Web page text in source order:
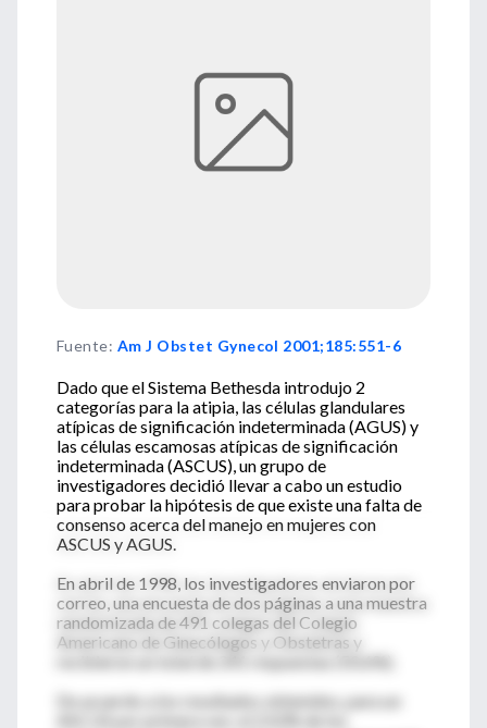
Fuente: Am J Obstet Gynecol 2001;185:551-6
Dado que el Sistema Bethesda introdujo 2
categorías para la atipia, las células glandulares
atípicas de significación indeterminada (AGUS) y
las células escamosas atípicas de significación
indeterminada (ASCUS), un grupo de
investigadores decidió llevar a cabo un estudio
para probar la hipótesis de que existe una falta de
consenso acerca del manejo en mujeres con
ASCUS y AGUS.
En abril de 1998, los investigadores enviaron por
correo, una encuesta de dos páginas a una muestra
randomizada de 491 colegas del Colegio
Americano de Ginecólogos y Obstetras y
recibieron un total de 241 respuestas (50.6%).
De acuerdo a los resultados obtenidos, para un